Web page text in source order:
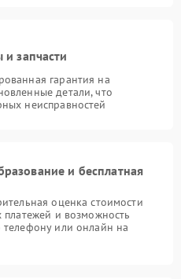
и запчасти
гарантия на
детали, что
неисправностей
и бесплатная
оценка стоимости
платежей и возможность
телефону или онлайн на